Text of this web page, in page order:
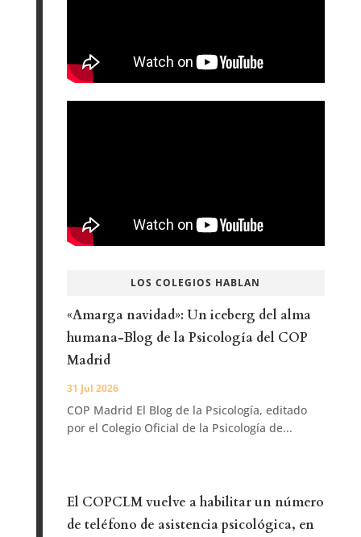
LOS COLEGIOS HABLAN
«Amarga navidad»: Un iceberg del alma
humana-Blog de la Psicología del COP
Madrid
31 Jul 2026
COP Madrid El Blog de la Psicología, editado
por el Colegio Oficial de la Psicología de...
El COPCLM vuelve a habilitar un número
de teléfono de asistencia psicológica, en